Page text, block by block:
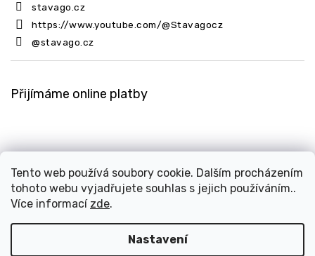
Tento web používá soubory cookie. Dalším procházením
tohoto webu vyjadřujete souhlas s jejich používáním..
Více informací zde.
Nastavení
stavago.cz
https://www.youtube.com/@Stavagocz
@stavago.cz
Přijímáme online platby
Copyright 2026 Stavago.cz . Všechna práva vyhrazena.
| Platforma